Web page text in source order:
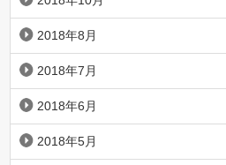
2018年8月
2018年7月
2018年6月
2018年5月